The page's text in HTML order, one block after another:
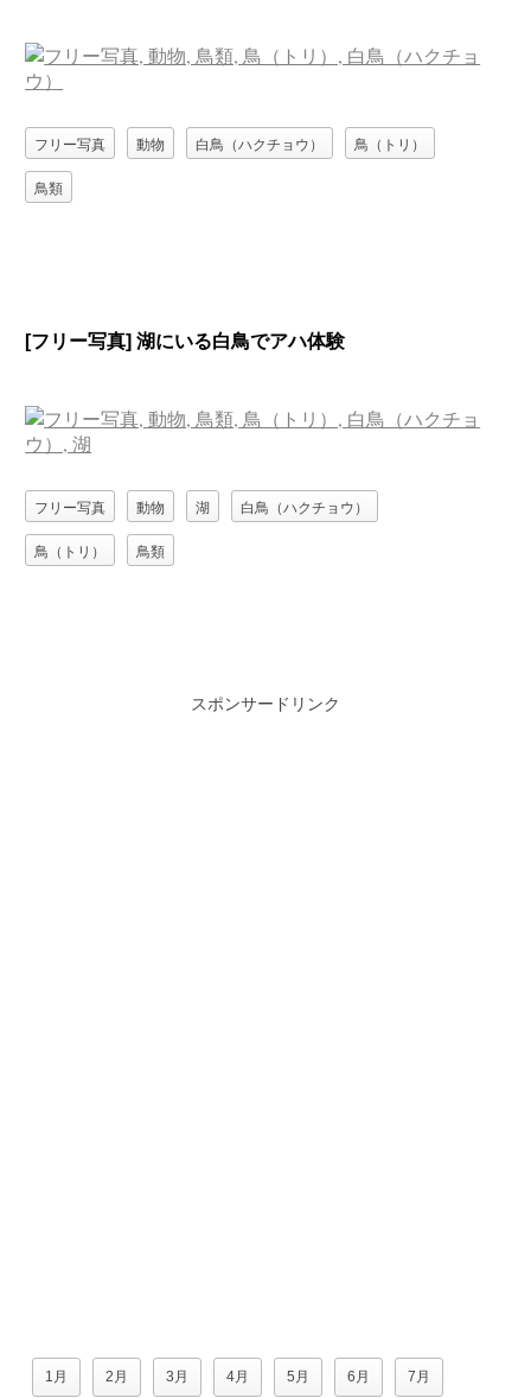
フリー写真 動物 白鳥（ハクチョウ） 鳥（トリ）
鳥類
[フリー写真] 湖にいる白鳥でアハ体験
フリー写真 動物 湖 白鳥（ハクチョウ）
鳥（トリ） 鳥類
スポンサードリンク
1月 2月 3月 4月 5月 6月 7月